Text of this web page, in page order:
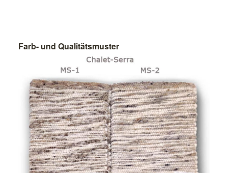
Farb- und Qualitätsmuster